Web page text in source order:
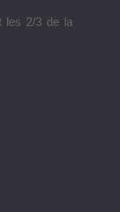
les 2/3 de la